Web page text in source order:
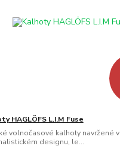
HAGLÖFS L.I.M Fuse
volnočasové kalhoty navržené v
designu, le...